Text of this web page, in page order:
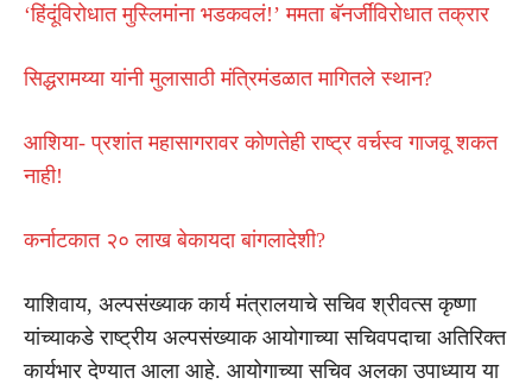
‘हिंदूंविरोधात मुस्लिमांना भडकवलं!’ ममता बॅनर्जींविरोधात तक्रार
सिद्धरामय्या यांनी मुलासाठी मंत्रिमंडळात मागितले स्थान?
आशिया- प्रशांत महासागरावर कोणतेही राष्ट्र वर्चस्व गाजवू शकत
नाही!
कर्नाटकात २० लाख बेकायदा बांगलादेशी?
याशिवाय, अल्पसंख्याक कार्य मंत्रालयाचे सचिव श्रीवत्स कृष्णा
यांच्याकडे राष्ट्रीय अल्पसंख्याक आयोगाच्या सचिवपदाचा अतिरिक्त
कार्यभार देण्यात आला आहे. आयोगाच्या सचिव अलका उपाध्याय या